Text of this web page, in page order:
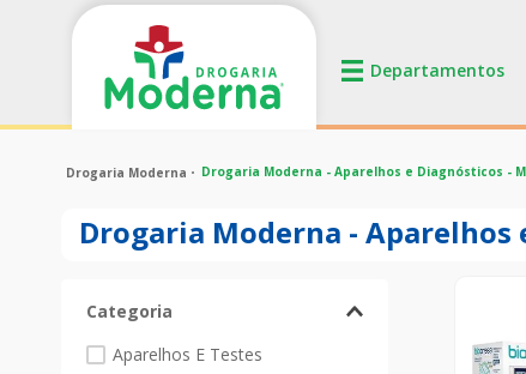
Drogaria Moderna - Aparelhos e Diagnósticos -
Drogaria Moderna -
Categoria
Aparelhos E Testes